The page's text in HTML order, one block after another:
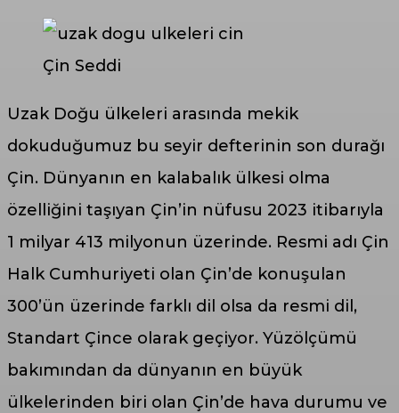
Çin Seddi
Uzak Doğu ülkeleri arasında mekik
dokuduğumuz bu seyir defterinin son durağı
Çin. Dünyanın en kalabalık ülkesi olma
özelliğini taşıyan Çin’in nüfusu 2023 itibarıyla
1 milyar 413 milyonun üzerinde. Resmi adı Çin
Halk Cumhuriyeti olan Çin’de konuşulan
300’ün üzerinde farklı dil olsa da resmi dil,
Standart Çince olarak geçiyor. Yüzölçümü
bakımından da dünyanın en büyük
ülkelerinden biri olan Çin’de hava durumu ve